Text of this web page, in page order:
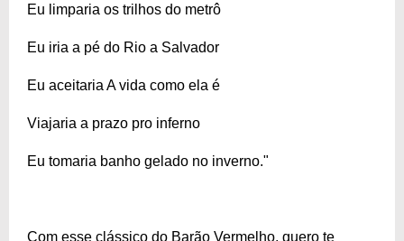
Eu limparia os trilhos do metrô
Eu iria a pé do Rio a Salvador
Eu aceitaria A vida como ela é
Viajaria a prazo pro inferno
Eu tomaria banho gelado no inverno."
Com esse clássico do Barão Vermelho, quero te